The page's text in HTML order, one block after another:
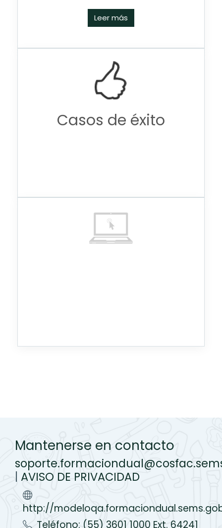
Leer más
Casos de éxito
Mantenerse en contacto
| AVISO DE PRIVACIDAD
http://
Teléfono: (55) 3601 1000 Ext. 64241